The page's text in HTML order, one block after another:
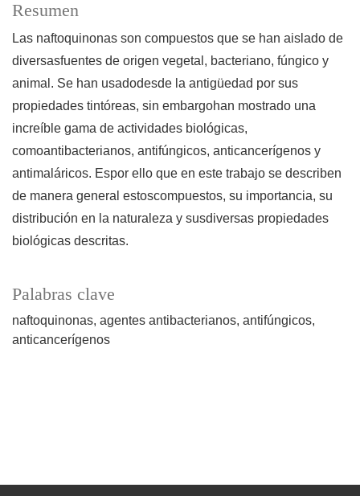
Palabras clave
naftoquinonas agentes antibacterianos antifúngicos
anticancerígenos
Resumen
Las naftoquinonas son compuestos que se han aislado de
diversasfuentes de origen vegetal, bacteriano, fúngico y
animal. Se han usadodesde la antigüedad por sus
propiedades tintóreas, sin embargohan mostrado una
increíble gama de actividades biológicas,
comoantibacterianos, antifúngicos, anticancerígenos y
antimaláricos. Espor ello que en este trabajo se describen
de manera general estoscompuestos, su importancia, su
distribución en la naturaleza y susdiversas propiedades
biológicas descritas.